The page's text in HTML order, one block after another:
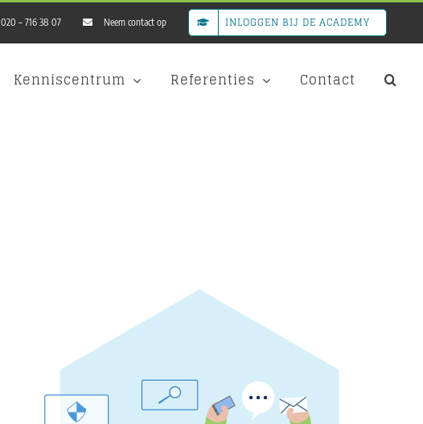
020 – 716 38 07 Neem contact op INLOGGEN BIJ DE ACADEMY
Kenniscentrum Referenties Contact